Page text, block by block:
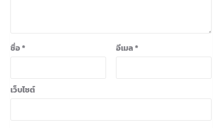
ชื่อ* อีเมล*
เว็บไซต์